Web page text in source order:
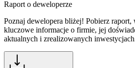
Raport o deweloperze
Poznaj dewelopera bliżej! Pobierz
kluczowe informacje o firmie, jej
aktualnych i zrealizowanych